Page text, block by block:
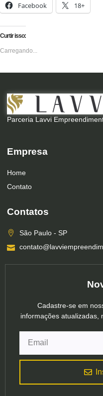
Facebook 18+
Curtir isso:
Carregando...
Parceria Lavvi
Empresa
Home
Contato
Contatos
São Paulo - SP
Cadastre-se em
informações atualizadas,